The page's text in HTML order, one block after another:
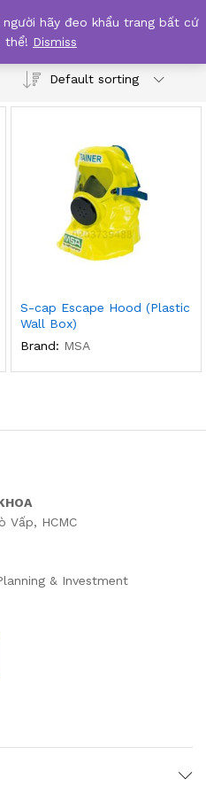
Default sorting
S-cap Escape Hood (Plastic
Wall Box)
Brand: MSA
Vấp, HCMC
& Investment
hãy đeo khẩu trang bất cứ
thể! Dismiss